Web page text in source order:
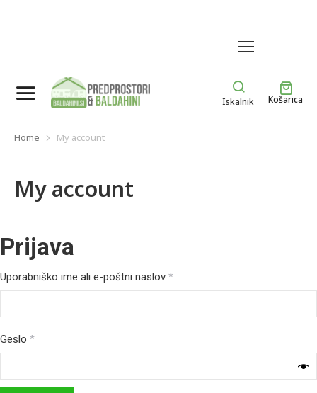
Iskalnik Košarica
You are here:
Home My account
My account
Prijava
Uporabniško ime ali e-poštni naslov *
Geslo *